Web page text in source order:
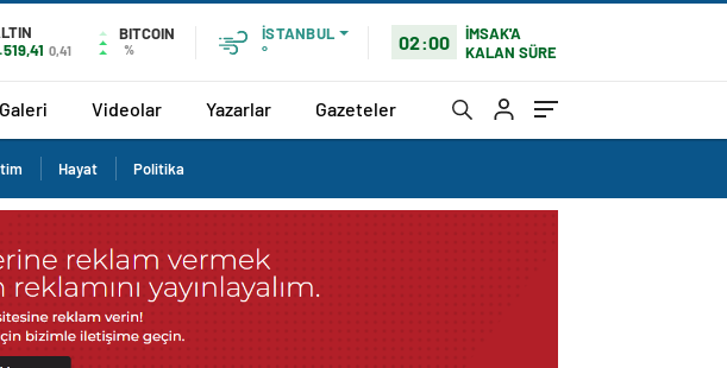
0,41
BITCOIN
%
İSTANBUL
°
02:00
İMSAK'A
KALAN SÜRE
Videolar Yazarlar Gazeteler
Hayat Politika